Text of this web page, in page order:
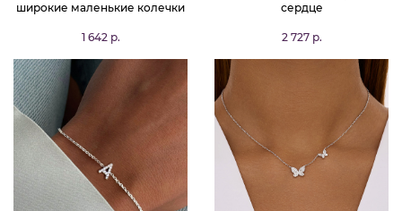
широкие маленькие колечки
1 642 р.
сердце
2 727 р.